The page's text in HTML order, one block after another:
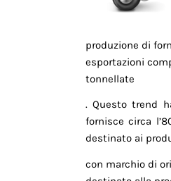
produzione di
esportazioni
tonnellate
. Questo trend
fornisce circa
destinato ai
con marchio di